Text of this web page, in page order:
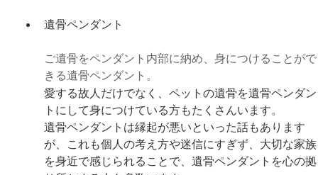
遺骨ペンダント
ご遺骨をペンダント内部に納め、身につけることがで
きる遺骨ペンダント。
愛する故人だけでなく、ペットの遺骨を遺骨ペンダン
トにして身につけている方もたくさんいます。
遺骨ペンダントは縁起が悪いといった話もあります
が、これも個人の考え方や迷信にすぎず、大切な家族
を身近で感じられることで、遺骨ペンダントを心の拠